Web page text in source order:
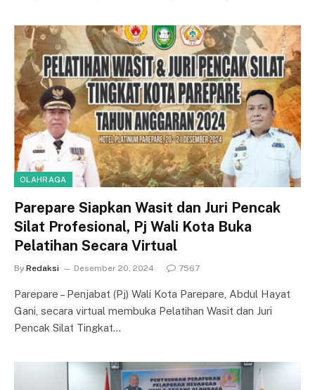
OLAHRAGA
Parepare Siapkan Wasit dan Juri Pencak
Silat Profesional, Pj Wali Kota Buka
Pelatihan Secara Virtual
By Redaksi Desember 20, 2024 7567
Parepare – Penjabat (Pj) Wali Kota Parepare, Abdul Hayat
Gani, secara virtual membuka Pelatihan Wasit dan Juri
Pencak Silat Tingkat…